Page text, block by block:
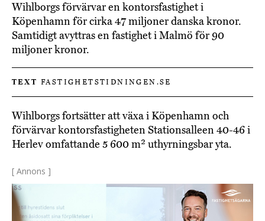
Wihlborgs förvärvar en kontorsfastighet i
Köpenhamn för cirka 47 miljoner danska kronor.
Samtidigt avyttras en fastighet i Malmö för 90
miljoner kronor.
TEXT FASTIGHETSTIDNINGEN.SE
Wihlborgs fortsätter att växa i Köpenhamn och
förvärvar kontorsfastigheten Stationsalleen 40-46 i
Herlev omfattande 5 600 m² uthyrningsbar yta.
[ Annons ]